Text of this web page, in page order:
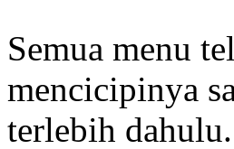
Semua menu
mencicipinya
terlebih